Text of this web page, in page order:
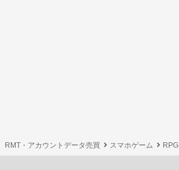
RMT・アカウントデータ売買 スマホゲーム RPG